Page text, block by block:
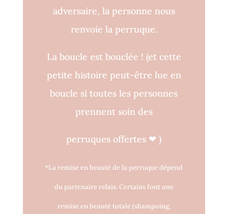
adversaire, la personne nous
renvoie la perruque.
La boucle est bouclée ! (et cette
petite histoire peut-être lue en
boucle si toutes les personnes
prennent soin des
perruques offertes ❤)
*La remise en beauté de la perruque dépend
du partenaire relais. Certains font une
remise en beauté totale (shampoing,